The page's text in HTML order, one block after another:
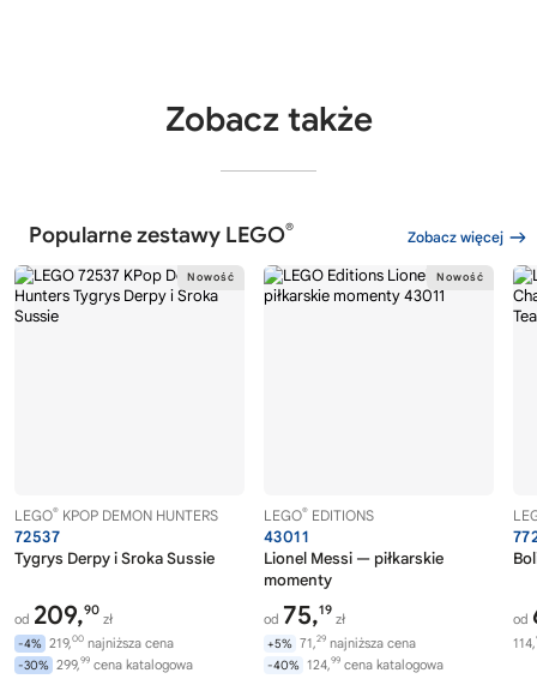
Zobacz także
Popularne zestawy LEGO® Zobacz więcej
LEGO® KPOP DEMON HUNTERS
72537
Tygrys Derpy i Sroka Sussie
od 209,90
zł
-4% 219,00 najniższa cena
-30% 299,99 cena katalogowa
LEGO® EDITIONS
43011
Lionel Messi — piłkarskie
momenty
od 75,19
zł
+5% 71,29 najniższa cena
-40% 124,99 cena katalogowa
od
114,